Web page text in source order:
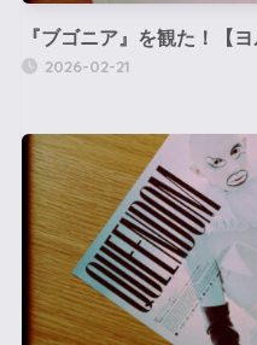
『ブゴニア』を観た！【
2026-02-21